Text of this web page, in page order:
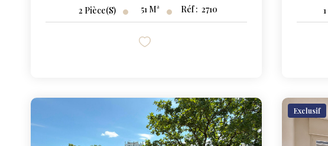
2 Pièce(s) 51 M² Réf : 2710 1
Exclusif